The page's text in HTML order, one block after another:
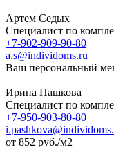
Артем Седых
Специалист по
+7-902-909-90-80
a.s@individoms.ru
Ваш персональный
Ирина Пашкова
Специалист по
+7-950-903-80-80
от 852 руб./м2